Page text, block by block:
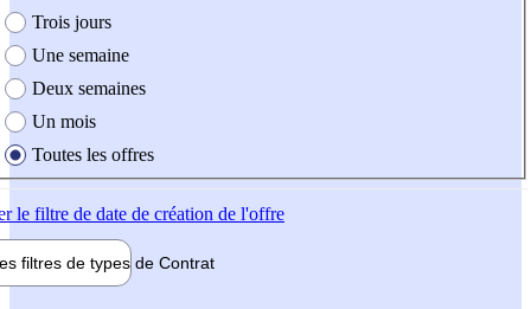
Trois jours
Une semaine
Deux semaines
Un mois
Toutes les offres
le filtre de date de création de l'offre
filtres de types de Contrat